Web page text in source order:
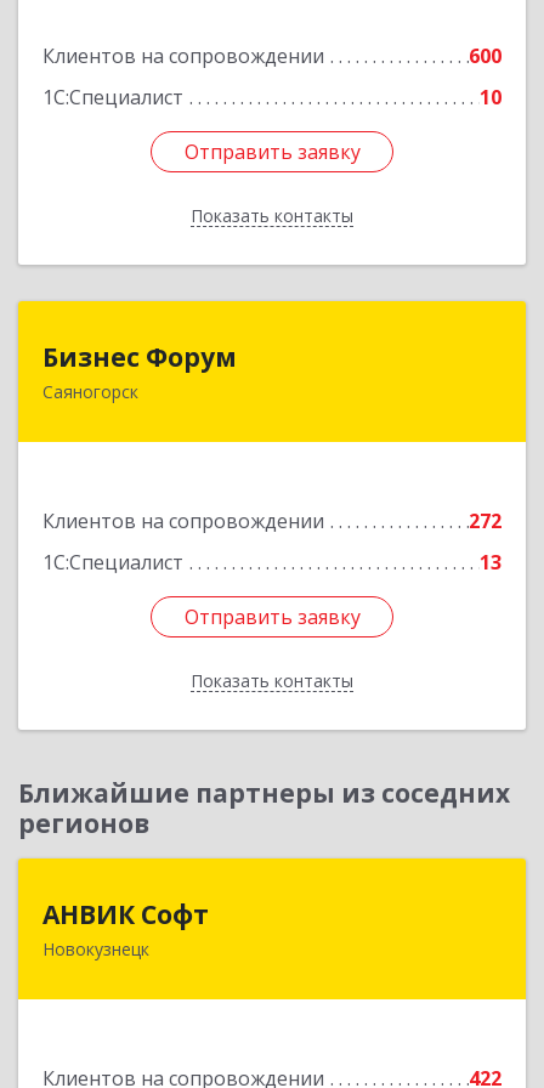
Клиентов на сопровождении
600
1С:Специалист
10
Отправить заявку
Показать контакты
Отправить заявку
Назад
Бизнес Форум
Саяногорск
Клиентов на сопровождении
272
1С:Специалист
13
Отправить заявку
Показать контакты
655603, Хакасия Респ, Саяногорск г, Советский
Отправить заявку
Назад
Ближайшие партнеры из соседних
регионов
АНВИК Софт
Новокузнецк
Клиентов на сопровождении 422
654079, Кемеровская область - Кузбасс,